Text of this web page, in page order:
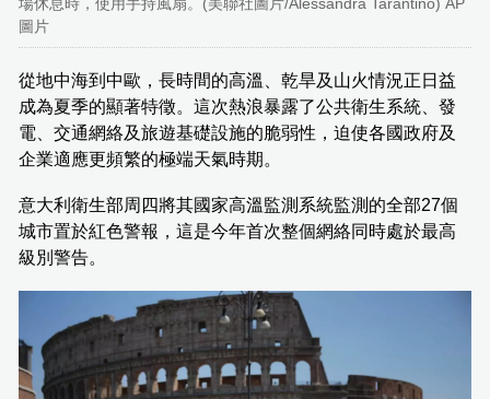
圖片
從地中海到中歐，長時間的高溫、乾旱及山火情況正日益
成為夏季的顯著特徵。這次熱浪暴露了公共衛生系統、發
電、交通網絡及旅遊基礎設施的脆弱性，迫使各國政府及
企業適應更頻繁的極端天氣時期。
意大利衛生部周四將其國家高溫監測系統監測的全部27個
城市置於紅色警報，這是今年首次整個網絡同時處於最高
級別警告。